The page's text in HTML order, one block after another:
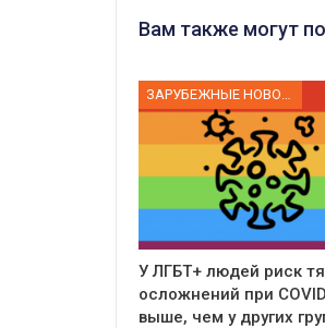
Вам также могут
У ЛГБТ+ людей риск
осложнений при
выше, чем у других